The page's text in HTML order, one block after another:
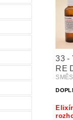
33 -
RE